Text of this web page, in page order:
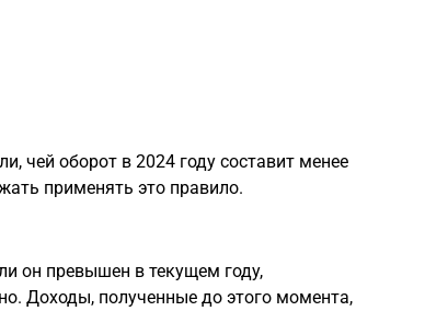
чей оборот в 2024 году составит менее
применять это правило.
он превышен в текущем году,
Доходы, полученные до этого момента,